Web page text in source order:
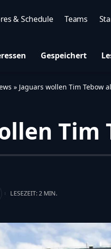
& Schedule Teams
Gespeichert
» Jaguars wollen Tim Tebow
LESEZEIT: 2 MIN.